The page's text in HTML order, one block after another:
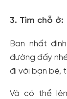
3. Tìm chỗ ở:
Bạn nhất
đường đấy
đi với bạn bè,
Và có thể